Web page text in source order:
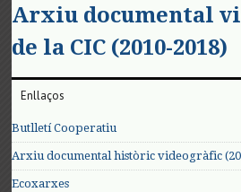
Arxiu documental
de la CIC (2010-2018)
Enllaços
Butlletí Cooperatiu
Arxiu documental històric videogràfic
Ecoxarxes